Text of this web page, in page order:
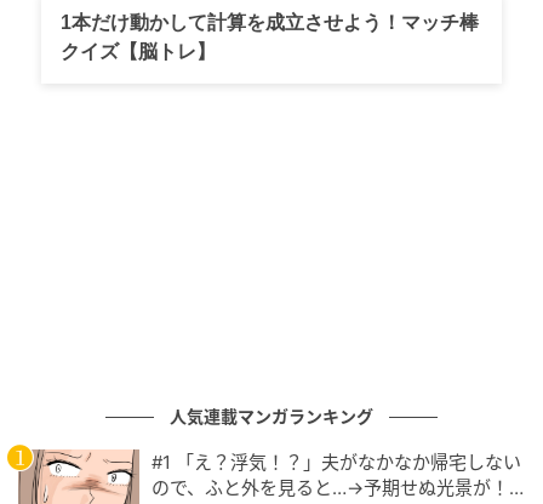
さらにどんな景色を見せてくれるのか期待が高まりま
1本だけ動かして計算を成立させよう！マッチ棒
クイズ【脳トレ】
人気連載マンガランキング
#1 「え？浮気！？」夫がなかなか帰宅しない
ので、ふと外を見ると…→予期せぬ光景が！